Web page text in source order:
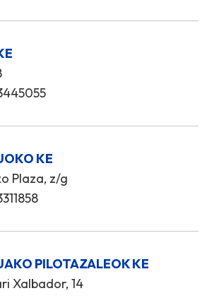
KE
Plaza, z/g
PILOTAZALEOK KE
Xalbador, 14